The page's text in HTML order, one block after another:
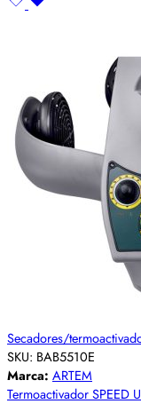
Secadores/
SKU: BAB5510E
Marca: ARTEM
Termoactivador SPEED